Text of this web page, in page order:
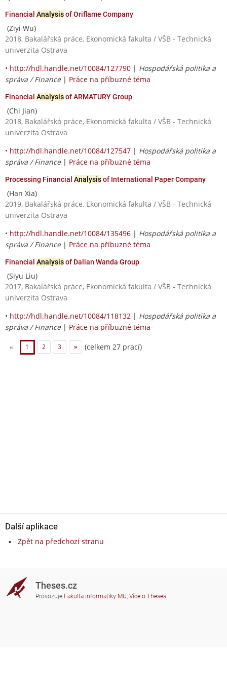
Financial Analysisof Oriflame Company
(Ziyi Wu)
2018, Bakalářská práce, Ekonomická fakulta / VŠB - Technická
univerzita Ostrava
• http://hdl.handle.net/10084/127790 | Hospodářská politika a
správa / Finance| Práce na příbuzné téma
Financial Analysisof ARMATURY Group
(Chi Jian)
2018, Bakalářská práce, Ekonomická fakulta / VŠB - Technická
univerzita Ostrava
• http://hdl.handle.net/10084/127547 | Hospodářská politika a
správa / Finance| Práce na příbuzné téma
Processing Financial Analysisof International Paper Company
(Han Xia)
2019, Bakalářská práce, Ekonomická fakulta / VŠB - Technická
univerzita Ostrava
• http://hdl.handle.net/10084/135496 | Hospodářská politika a
správa / Finance| Práce na příbuzné téma
Financial Analysisof Dalian Wanda Group
(Siyu Liu)
2017, Bakalářská práce, Ekonomická fakulta / VŠB - Technická
univerzita Ostrava
• http://hdl.handle.net/10084/118132 | Hospodářská politika a
správa / Finance| Práce na příbuzné téma
« 1 2 3 » (celkem 27 prací)
Další aplikace
Zpět na předchozí stranu
Theses.cz
Provozuje Fakulta informatiky MU, Více o Theses